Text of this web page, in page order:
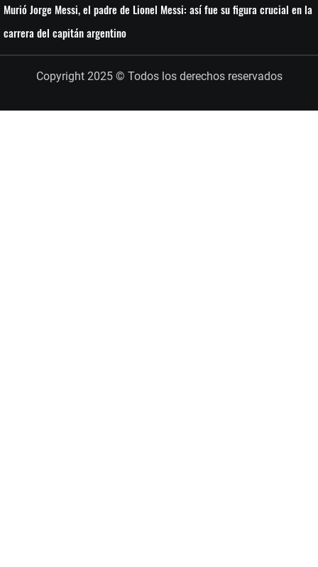
Murió Jorge Messi, el padre de Lionel Messi: así fue su figura crucial en la
carrera del capitán argentino
Copyright 2025 © Todos los derechos reservados